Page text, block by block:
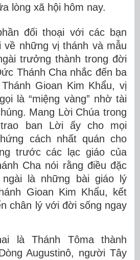
lòng xã hội hôm nay.
đối thoại với các bạn
những vị thánh và mẫu
trưởng thành trong đời
Thánh Cha nhắc đến ba
Gioan Kim Khẩu, vị
là “miệng vàng” nhờ tài
Mang Lời Chúa trong
ban Lời ấy cho mọi
cách nhất quán cho
trước các lạc giáo của
Cha nói rằng điều đặc
ngài là những bài giáo lý
Gioan Kim Khẩu, kết
chân lý với đời sống ngay
là Thánh Tôma thành
Augustinô, người Tây